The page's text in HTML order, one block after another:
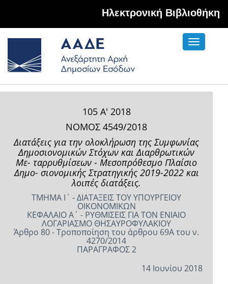
Hλεκτρονική Βιβλιοθήκη
Toggle
105 Α' 2018
ΝΟΜΟΣ 4549/2018
Διατάξεις για την ολοκλήρωση της Συμφωνίας
Δημοσιονομικών Στόχων και Διαρθρωτικών
Με- ταρρυθμίσεων - Μεσοπρόθεσμο Πλαίσιο
Δημο- σιονομικής Στρατηγικής 2019-2022 και
λοιπές διατάξεις.
ΤΜΗΜΑ Ι΄ - ΔΙΑΤΑΞΕΙΣ ΤΟΥ ΥΠΟΥΡΓΕΙΟΥ
ΟΙΚΟΝΟΜΙΚΩΝ
ΚΕΦΑΛΑΙΟ Α΄ - ΡΥΘΜΙΣΕΙΣ ΓΙΑ ΤΟΝ ΕΝΙΑΙΟ
ΛΟΓΑΡΙΑΣΜΟ ΘΗΣΑΥΡΟΦΥΛΑΚΙΟΥ
Άρθρο 80 - Τροποποίηση του άρθρου 69Α του ν.
4270/2014
ΠΑΡΑΓΡΑΦΟΣ 2
14 Ιουνίου 2018